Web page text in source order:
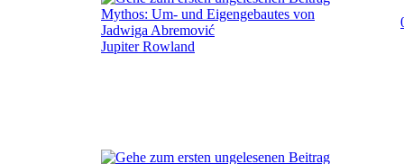
Mythos: Um- und Eigengebautes von
Jadwiga Abremović
Jupiter Rowland